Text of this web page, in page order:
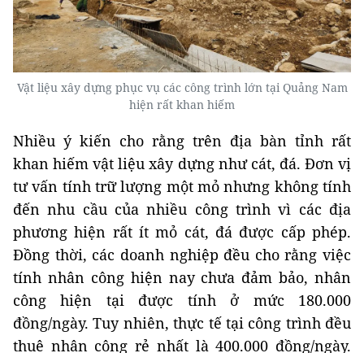
Vật liệu xây dựng phục vụ các công trình lớn tại Quảng Nam
hiện rất khan hiếm
Nhiều ý kiến cho rằng trên địa bàn tỉnh rất
khan hiếm vật liệu xây dựng như cát, đá. Đơn vị
tư vấn tính trữ lượng một mỏ nhưng không tính
đến nhu cầu của nhiều công trình vì các địa
phương hiện rất ít mỏ cát, đá được cấp phép.
Đồng thời, các doanh nghiệp đều cho rằng việc
tính nhân công hiện nay chưa đảm bảo, nhân
công hiện tại được tính ở mức 180.000
đồng/ngày. Tuy nhiên, thực tế tại công trình đều
thuê nhân công rẻ nhất là 400.000 đồng/ngày.